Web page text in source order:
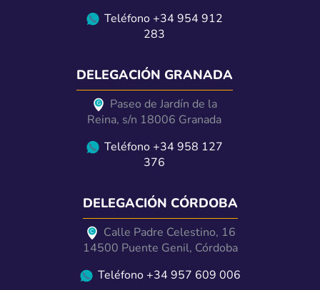
Teléfono +34 954 912
283
DELEGACIÓN GRANADA
Paseo de Jardín de la
Reina, s/n 18006 Granada
Teléfono +34 958 127
376
DELEGACIÓN CÓRDOBA
Calle Padre Celestino, 16
14500 Puente Genil, Córdoba
Teléfono +34 957 609 006